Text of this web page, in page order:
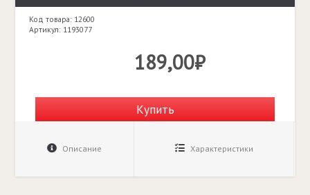
Код товара: 12600
Артикул: 1193077
189,00₽
Купить
Описание Характеристики